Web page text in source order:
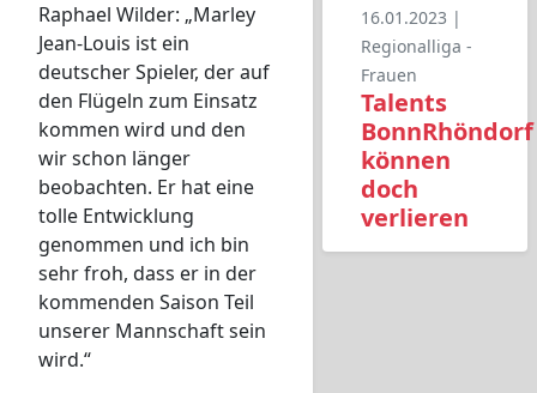
Raphael Wilder: „Marley
Jean-Louis ist ein
deutscher Spieler, der auf
den Flügeln zum Einsatz
kommen wird und den
wir schon länger
beobachten. Er hat eine
tolle Entwicklung
genommen und ich bin
sehr froh, dass er in der
kommenden Saison Teil
unserer Mannschaft sein
wird.“
16.01.2023 |
Regionalliga -
Frauen
Talents
BonnRhöndorf
können
doch
verlieren